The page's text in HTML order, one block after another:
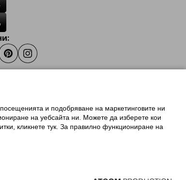
PinterestInstagram
ikea.bg
и подобряване на маркетинговите ни
на уебсайта ни. Можете да изберете кои
кликнете тук. За правилно функциониране на